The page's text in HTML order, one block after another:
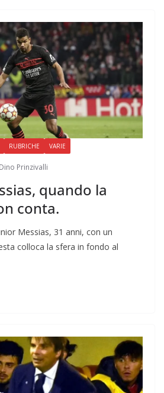
RUBRICHE VARIE
Dino Prinzivalli
quando la
conta.
Messias, 31 anni, con un
colloca la sfera in fondo al